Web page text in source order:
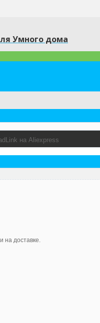
Умного дома
на Aliexpress
на доставке.